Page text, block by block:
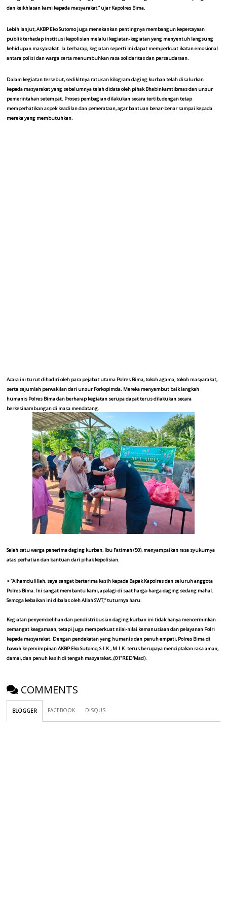
dan keikhlasan kami kepada masyarakat,” ujar Kapolres Bima.
Lebih lanjut, AKBP Eko Sutomo juga menekankan pentingnya membangun kepercayaan
publik terhadap institusi kepolisian melalui kegiatan-kegiatan yang menyentuh langsung
kehidupan masyarakat. Ia berharap, kegiatan seperti ini dapat memperkuat ikatan emosional
antara polisi dan warga serta menumbuhkan rasa solidaritas dan persaudaraan.
Dalam kegiatan tersebut, sedikitnya ratusan kilogram daging kurban telah disalurkan
kepada masyarakat yang sebelumnya telah didata oleh pihak Bhabinkamtibmas dan unsur
pemerintahan setempat. Proses pembagian dilakukan secara tertib, dengan tetap
memperhatikan aspek keadilan dan pemerataan, agar bantuan benar-benar sampai kepada
mereka yang membutuhkan.
Acara ini turut dihadiri oleh para pejabat utama Polres Bima, tokoh agama, tokoh masyarakat,
serta sejumlah perwakilan dari unsur Forkopimda. Mereka menyambut baik langkah
humanis Polres Bima dan berharap kegiatan serupa dapat terus dilakukan secara
berkesinambungan di masa mendatang.
Salah satu warga penerima daging kurban, Ibu Fatimah (50), menyampaikan rasa syukurnya
atas perhatian dan bantuan dari pihak kepolisian.
> “Alhamdulillah, saya sangat berterima kasih kepada Bapak Kapolres dan seluruh anggota
Polres Bima. Ini sangat membantu kami, apalagi di saat harga-harga daging sedang mahal.
Semoga kebaikan ini dibalas oleh Allah SWT,” tuturnya haru.
Kegiatan penyembelihan dan pendistribusian daging kurban ini tidak hanya mencerminkan
semangat keagamaan, tetapi juga memperkuat nilai-nilai kemanusiaan dan pelayanan Polri
kepada masyarakat. Dengan pendekatan yang humanis dan penuh empati, Polres Bima di
bawah kepemimpinan AKBP Eko Sutomo, S.I.K., M.I.K. terus berupaya menciptakan rasa aman,
damai, dan penuh kasih di tengah masyarakat.,(01"RED'Mad).
COMMENTS
BLOGGER FACEBOOK DISQUS